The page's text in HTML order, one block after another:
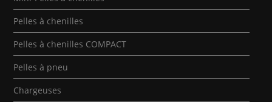
Pelles à chenilles
Pelles à chenilles COMPACT
Pelles à pneu
Chargeuses